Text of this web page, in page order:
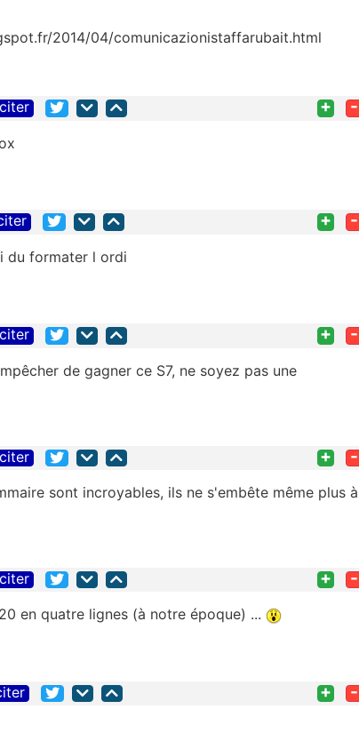
2014/04/comunicazionistaffarubait.html
citer + -
+ -
du formater l ordi
citer + -
de gagner ce S7, ne soyez pas une
citer + -
sont incroyables, ils ne s'embête même plus à
citer + -
en quatre lignes (à notre époque) ...
+ -